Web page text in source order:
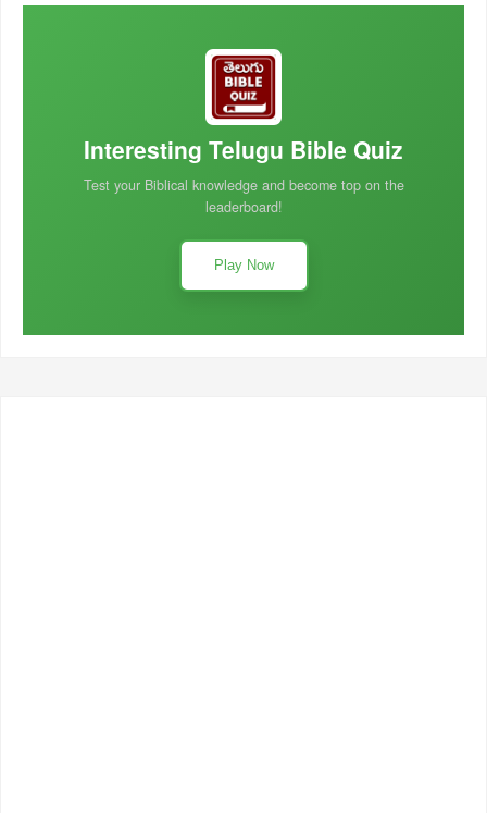
Interesting Telugu Bible Quiz
Test your Biblical knowledge and become top on the
leaderboard!
Play Now